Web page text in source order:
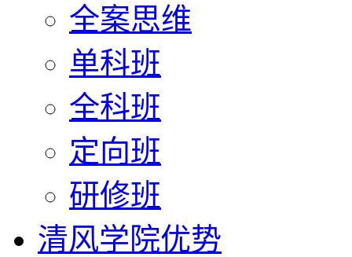
全案思维
单科班
全科班
定向班
研修班
清风学院优势